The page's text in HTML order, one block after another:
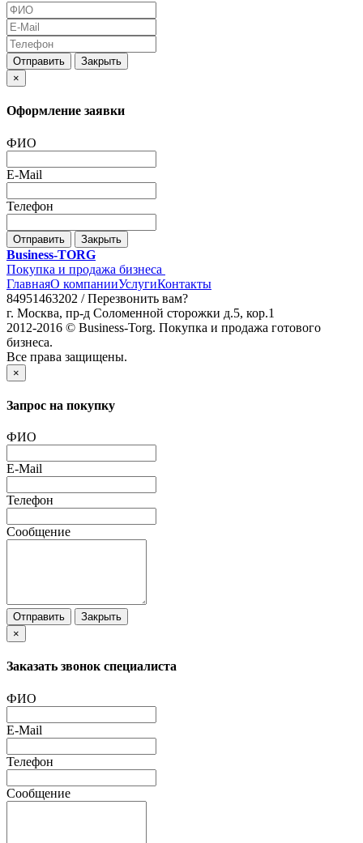
Отправить
Закрыть
×
Оформление заявки
ФИО
E-Mail
Телефон
Отправить Закрыть
Business-TORG
Покупка и продажа бизнеса
ГлавнаяО компанииУслугиКонтакты
84951463202 /Перезвонить вам?
г. Москва, пр-д Соломенной сторожки д.5, кор.1
2012-2016 © Business-Torg. Покупка и продажа готового
бизнеса.
Все права защищены.
×
Запрос на покупку
ФИО
E-Mail
Телефон
Сообщение
Отправить
Закрыть
×
Заказать звонок специалиста
ФИО
E-Mail
Телефон
Сообщение